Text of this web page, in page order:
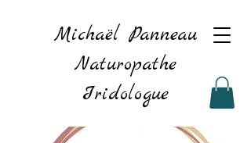
Michaël Panneau
Naturopathe
Iridologue